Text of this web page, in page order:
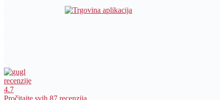
recenzije
4.7
Pročitajte svih 87 recenzija